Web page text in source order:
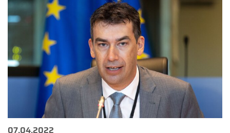
07.04.2022